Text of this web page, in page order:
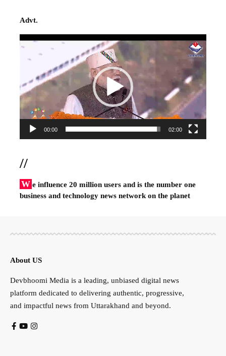
Advt.
Video
00:00 02:00
//
W e influence 20 million users and is the number one
business and technology news network on the planet
About US
Devbhoomi Media is a leading, unbiased digital news
platform dedicated to delivering authentic, progressive,
and impactful news from Uttarakhand and beyond.